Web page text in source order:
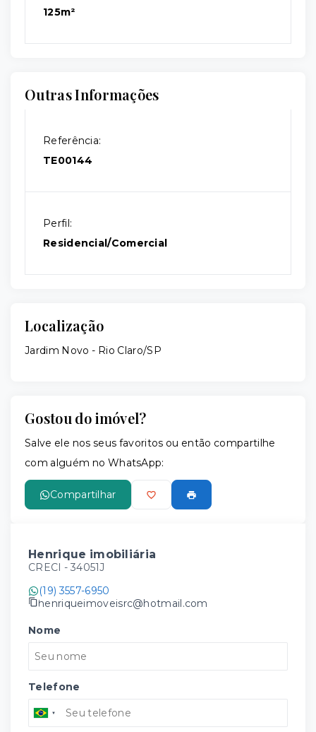
125m²
Outras Informações
Referência:
TE00144
Perfil:
Residencial/Comercial
Localização
Jardim Novo - Rio Claro/SP
Gostou do imóvel?
Salve ele nos seus favoritos ou então compartilhe
com alguém no WhatsApp:
Compartilhar
Henrique imobiliária
CRECI - 34051J
(19) 3557-6950
henriqueimoveisrc@hotmail.com
Nome
Telefone